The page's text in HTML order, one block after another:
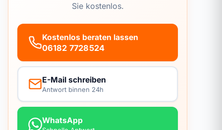
Sie kostenlos.
Kostenlos beraten lassen
06182 7728524
E-Mail schreiben
Antwort binnen 24h
WhatsApp